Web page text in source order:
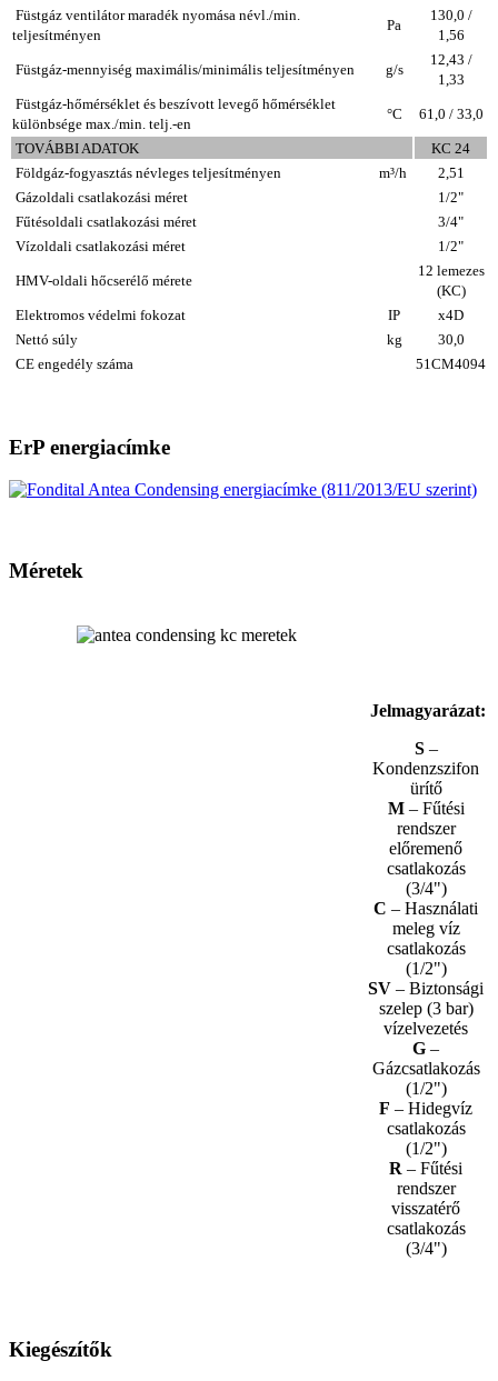
Füstgáz ventilátor maradék nyomása névl./min.
teljesítményen
Pa
130,0 /
1,56
Füstgáz-mennyiség maximális/minimális teljesítményen g/s
12,43 /
1,33
Füstgáz-hőmérséklet és beszívott levegő hőmérséklet
különbsége max./min. telj.-en
°C 61,0 / 33,0
TOVÁBBI ADATOK
KC 24
Földgáz-fogyasztás névleges teljesítményen
m³/h
2,51
Gázoldali csatlakozási méret
1/2"
Fűtésoldali csatlakozási méret
3/4"
Vízoldali csatlakozási méret
1/2"
HMV-oldali hőcserélő mérete
12 lemezes
(KC)
Elektromos védelmi fokozat
IP
x4D
Nettó súly
kg
30,0
CE engedély száma
51CM4094
ErP energiacímke
Méretek
Jelmagyarázat:
S–
Kondenzszifon
ürítő
M– Fűtési
rendszer
előremenő
csatlakozás
(3/4")
C – Használati
meleg víz
csatlakozás
(1/2")
SV – Biztonsági
szelep (3 bar)
vízelvezetés
G –
Gázcsatlakozás
(1/2")
F – Hidegvíz
csatlakozás
(1/2")
R – Fűtési
rendszer
visszatérő
csatlakozás
(3/4")
Kiegészítők